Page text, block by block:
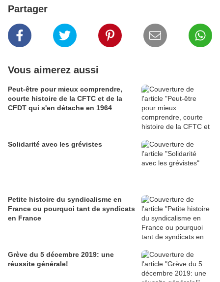
Partager
Vous aimerez aussi
Peut-être pour mieux comprendre,
courte histoire de la CFTC et de la
CFDT qui s'en détache en 1964
Solidarité avec les grévistes
Petite histoire du syndicalisme en
France ou pourquoi tant de syndicats
en France
Grève du 5 décembre 2019: une
réussite générale!